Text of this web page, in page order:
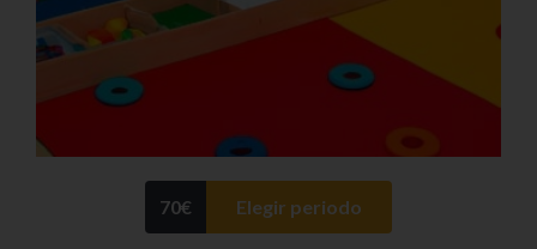
70€ Elegir periodo